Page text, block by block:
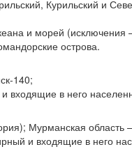
Курильский и
и морей
острова.
140;
входящие в него
Мурманская
и входящие в него